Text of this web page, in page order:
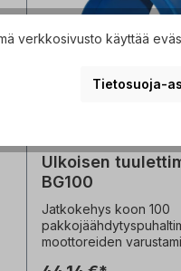
Ulkoisen
BG100
Jatkokehys koon 100
moottoreiden
verkkosivusto käyttää
Tietosuoja-